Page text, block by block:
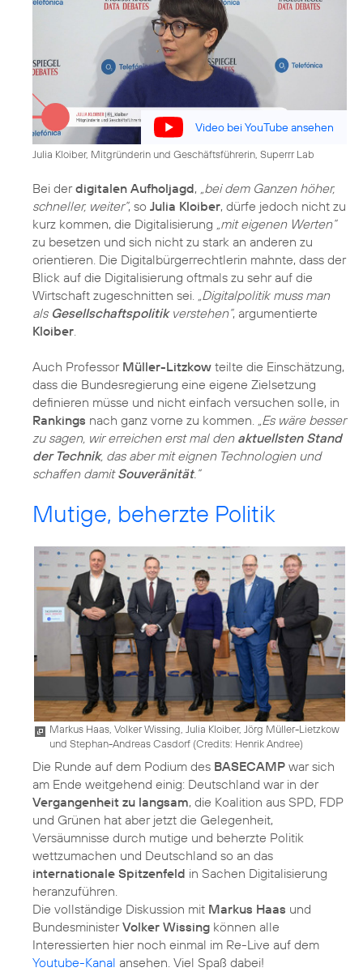
Video bei YouTube ansehen
Julia Kloiber, Mitgründerin und Geschäftsführerin, Superrr Lab
Bei derdigitalen Aufholjagd, „bei dem Ganzen höher,
schneller, weiter“, so Julia Kloiber, dürfe jedoch nicht zu
kurz kommen, die Digitalisierung „mit eigenen Werten“
zu besetzen und sich nicht zu stark an anderen zu
orientieren. Die Digitalbürgerrechtlerin mahnte, dass der
Blick auf die Digitalisierung oftmals zu sehr auf die
Wirtschaft zugeschnitten sei.
„Digitalpolitik muss man
als Gesellschaftspolitikverstehen“, argumentierte
Kloiber
Auch Professor Müller-Litzkow teilte die Einschätzung,
dass die Bundesregierung eine eigene Zielsetzung
definieren müsse und nicht einfach versuchen solle, in
Rankings nach ganz vorne zu kommen.
„Es wäre besser
zu sagen, wir erreichen erst mal den aktuellsten Stand
der Technik, das aber mit eignen Technologien und
schaffen damitSouveränität.“
Mutige, beherzte Politik
Markus Haas, Volker Wissing, Julia Kloiber, Jörg Müller-Lietzkow
und Stephan-Andreas Casdorf (Credits: Henrik Andree)
Die Runde auf dem Podium des BASECAMP war sich
am Ende weitgehend einig: Deutschland war in der
Vergangenheit zu langsam, die Koalition aus SPD, FDP
und Grünen hat aber jetzt die Gelegenheit,
Versäumnisse durch mutige und beherzte Politik
wettzumachen und Deutschland so an das
internationale Spitzenfeld in Sachen Digitalisierung
heranzuführen.
Die vollständige Diskussion mit Markus Haas und
BundesministerVolker Wissing können alle
Interessierten hier noch einmal im Re-Live auf dem
Youtube-Kanal